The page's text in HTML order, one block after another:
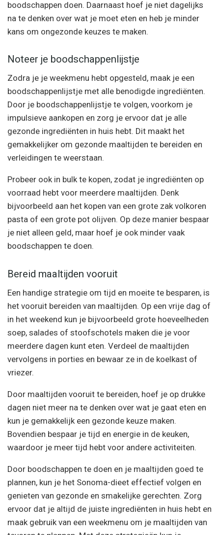
boodschappen doen. Daarnaast hoef je niet dagelijks
na te denken over wat je moet eten en heb je minder
kans om ongezonde keuzes te maken.
Noteer je boodschappenlijstje
Zodra je je weekmenu hebt opgesteld, maak je een
boodschappenlijstje met alle benodigde ingrediënten.
Door je boodschappenlijstje te volgen, voorkom je
impulsieve aankopen en zorg je ervoor dat je alle
gezonde ingrediënten in huis hebt. Dit maakt het
gemakkelijker om gezonde maaltijden te bereiden en
verleidingen te weerstaan.
Probeer ook in bulk te kopen, zodat je ingrediënten op
voorraad hebt voor meerdere maaltijden. Denk
bijvoorbeeld aan het kopen van een grote zak volkoren
pasta of een grote pot olijven. Op deze manier bespaar
je niet alleen geld, maar hoef je ook minder vaak
boodschappen te doen.
Bereid maaltijden vooruit
Een handige strategie om tijd en moeite te besparen, is
het vooruit bereiden van maaltijden. Op een vrije dag of
in het weekend kun je bijvoorbeeld grote hoeveelheden
soep, salades of stoofschotels maken die je voor
meerdere dagen kunt eten. Verdeel de maaltijden
vervolgens in porties en bewaar ze in de koelkast of
vriezer.
Door maaltijden vooruit te bereiden, hoef je op drukke
dagen niet meer na te denken over wat je gaat eten en
kun je gemakkelijk een gezonde keuze maken.
Bovendien bespaar je tijd en energie in de keuken,
waardoor je meer tijd hebt voor andere activiteiten.
Door boodschappen te doen en je maaltijden goed te
plannen, kun je het Sonoma-dieet effectief volgen en
genieten van gezonde en smakelijke gerechten. Zorg
ervoor dat je altijd de juiste ingrediënten in huis hebt en
maak gebruik van een weekmenu om je maaltijden van